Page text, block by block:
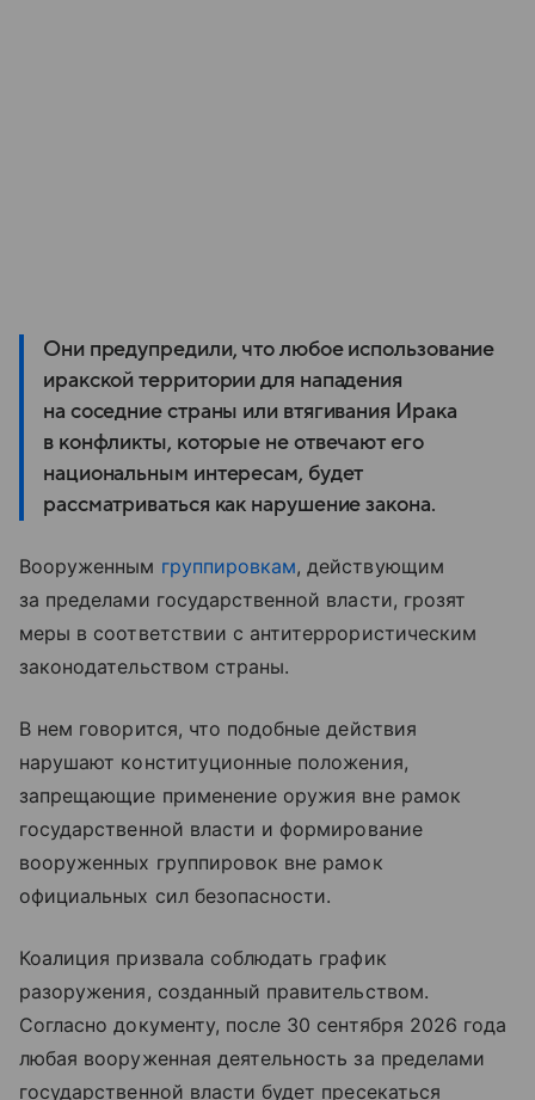
Они предупредили, что любое использование
иракской территории для нападения
на соседние страны или втягивания Ирака
в конфликты, которые не отвечают его
национальным интересам, будет
рассматриваться как нарушение закона.
Вооруженным группировкам, действующим
за пределами государственной власти, грозят
меры в соответствии с антитеррористическим
законодательством страны.
В нем говорится, что подобные действия
нарушают конституционные положения,
запрещающие применение оружия вне рамок
государственной власти и формирование
вооруженных группировок вне рамок
официальных сил безопасности.
Коалиция призвала соблюдать график
разоружения, созданный правительством.
Согласно документу, после 30 сентября 2026 года
любая вооруженная деятельность за пределами
государственной власти будет пресекаться